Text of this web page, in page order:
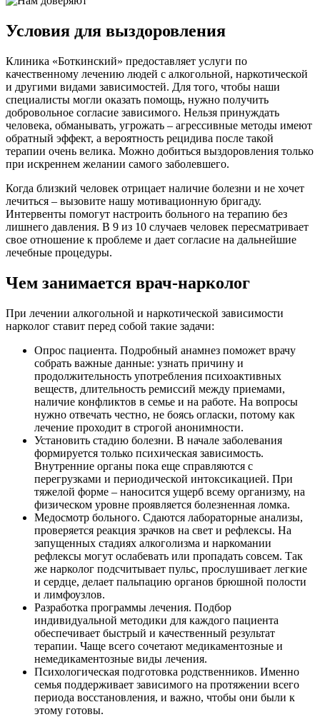
Условия для выздоровления
Клиника «Боткинский» предоставляет услуги по
качественному лечению людей с алкогольной, наркотической
и другими видами зависимостей. Для того, чтобы наши
специалисты могли оказать помощь, нужно получить
добровольное согласие зависимого. Нельзя принуждать
человека, обманывать, угрожать – агрессивные методы имеют
обратный эффект, а вероятность рецидива после такой
терапии очень велика. Можно добиться выздоровления только
при искреннем желании самого заболевшего.
Когда близкий человек отрицает наличие болезни и не хочет
лечиться – вызовите нашу мотивационную бригаду.
Интервенты помогут настроить больного на терапию без
лишнего давления. В 9 из 10 случаев человек пересматривает
свое отношение к проблеме и дает согласие на дальнейшие
лечебные процедуры.
Чем занимается врач-нарколог
При лечении алкогольной и наркотической зависимости
нарколог ставит перед собой такие задачи:
Опрос пациента. Подробный анамнез поможет врачу
собрать важные данные: узнать причину и
продолжительность употребления психоактивных
веществ, длительность ремиссий между приемами,
наличие конфликтов в семье и на работе. На вопросы
нужно отвечать честно, не боясь огласки, потому как
лечение проходит в строгой анонимности.
Установить стадию болезни. В начале заболевания
формируется только психическая зависимость.
Внутренние органы пока еще справляются с
перегрузками и периодической интоксикацией. При
тяжелой форме – наносится ущерб всему организму, на
физическом уровне проявляется болезненная ломка.
Медосмотр больного. Сдаются лабораторные анализы,
проверяется реакция зрачков на свет и рефлексы. На
запущенных стадиях алкоголизма и наркомании
рефлексы могут ослабевать или пропадать совсем. Так
же нарколог подсчитывает пульс, прослушивает легкие
и сердце, делает пальпацию органов брюшной полости
и лимфоузлов.
Разработка программы лечения. Подбор
индивидуальной методики для каждого пациента
обеспечивает быстрый и качественный результат
терапии. Чаще всего сочетают медикаментозные и
немедикаментозные виды лечения.
Психологическая подготовка родственников. Именно
семья поддерживает зависимого на протяжении всего
периода восстановления, и важно, чтобы они были к
этому готовы.